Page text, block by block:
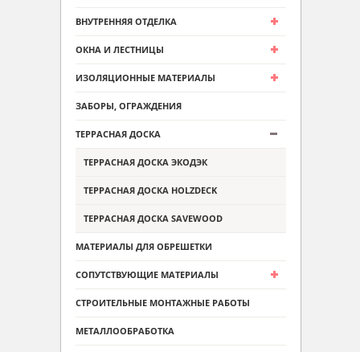
ВНУТРЕННЯЯ ОТДЕЛКА
ОКНА И ЛЕСТНИЦЫ
ИЗОЛЯЦИОННЫЕ МАТЕРИАЛЫ
ЗАБОРЫ, ОГРАЖДЕНИЯ
ТЕРРАСНАЯ ДОСКА
ТЕРРАСНАЯ ДОСКА ЭКОДЭК
ТЕРРАСНАЯ ДОСКА HOLZDECK
ТЕРРАСНАЯ ДОСКА SAVEWOOD
МАТЕРИАЛЫ ДЛЯ ОБРЕШЕТКИ
СОПУТСТВУЮЩИЕ МАТЕРИАЛЫ
СТРОИТЕЛЬНЫЕ МОНТАЖНЫЕ РАБОТЫ
МЕТАЛЛООБРАБОТКА